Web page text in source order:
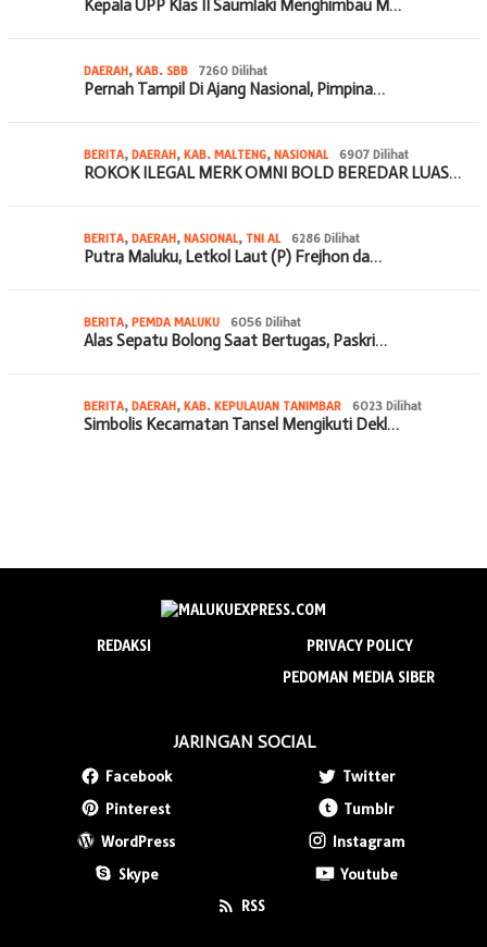
Kepala UPP Klas II Saumlaki Menghimbau M…
DAERAH, KAB. SBB 7260 Dilihat
Pernah Tampil Di Ajang Nasional, Pimpina…
BERITA, DAERAH, KAB. MALTENG, NASIONAL 6907 Dilihat
ROKOK ILEGAL MERK OMNI BOLD BEREDAR LUAS…
BERITA, DAERAH, NASIONAL, TNI AL 6286 Dilihat
Putra Maluku, Letkol Laut (P) Frejhon da…
BERITA, PEMDA MALUKU 6056 Dilihat
Alas Sepatu Bolong Saat Bertugas, Paskri…
BERITA, DAERAH, KAB. KEPULAUAN TANIMBAR 6023 Dilihat
Simbolis Kecamatan Tansel Mengikuti Dekl…
REDAKSI
PRIVACY POLICY
PEDOMAN MEDIA SIBER
JARINGAN SOCIAL
Facebook
Twitter
Pinterest
Tumblr
WordPress
Instagram
Skype
Youtube
RSS